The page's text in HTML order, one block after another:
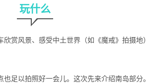
玩什么
赏风景、感受中土世界（如《魔戒》拍摄
足以拍照好一会儿。这次先来介绍南岛部分